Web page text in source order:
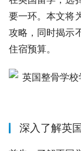
要一环。本文将
攻略，同时揭示
住宿预算。
深入了解英